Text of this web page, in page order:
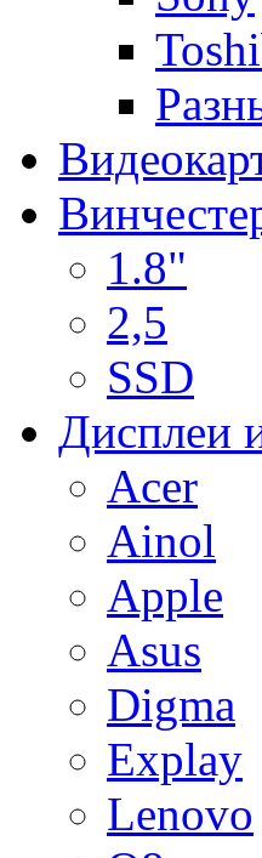
1.8"
2,5
SSD
Дисплеи
Acer
Ainol
Apple
Asus
Digma
Explay
Lenovo